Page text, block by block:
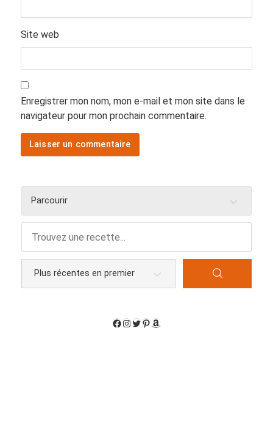
Site web
Enregistrer mon nom, mon e-mail et mon site dans le
navigateur pour mon prochain commentaire.
Parcourir